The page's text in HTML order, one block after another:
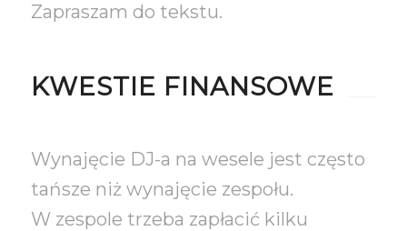
Zapraszam do tekstu.
KWESTIE FINANSOWE
Wynajęcie DJ-a na wesele jest często
tańsze niż wynajęcie zespołu.
W zespole trzeba zapłacić kilku